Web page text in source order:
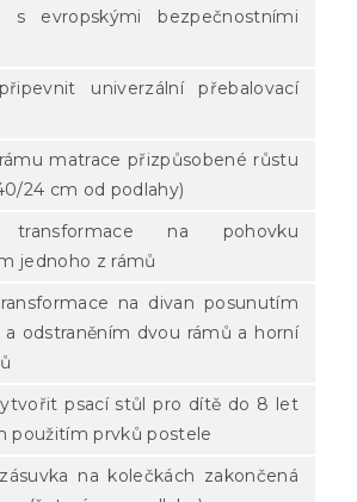
s evropskými bezpečnostními
univerzální přebalovací
matrace přizpůsobené růstu
24 cm od podlahy)
transformace na pohovku
jednoho z rámů
na divan posunutím
a odstraněním dvou rámů a horní
psací stůl pro dítě do 8 let
použitím prvků postele
na kolečkách zakončená